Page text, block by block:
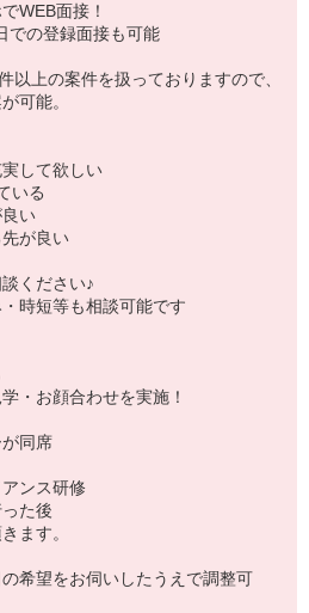
WEB面接！
での登録面接も可能
以上の案件を扱っておりますので、
可能。
して欲しい
いる
い
が良い
ください♪
時短等も相談可能です
・お顔合わせを実施！
同席
ンス研修
た後
ます。
希望をお伺いしたうえで調整可